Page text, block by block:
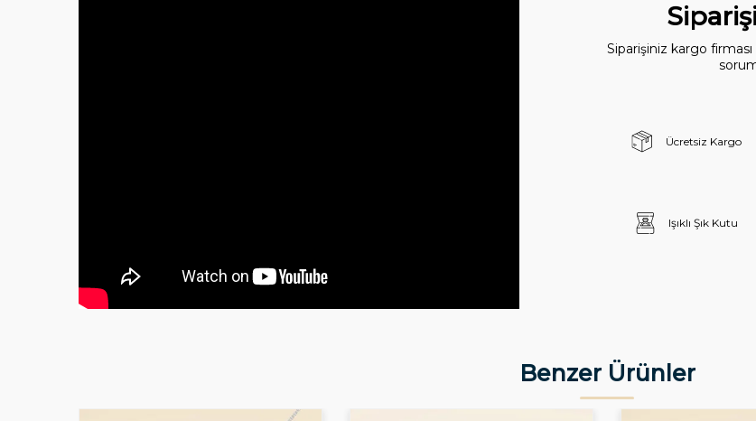
Siparişiniz kargo
Ücretsiz Kargo
Işıklı Şık Kutu
Benzer Ürünler